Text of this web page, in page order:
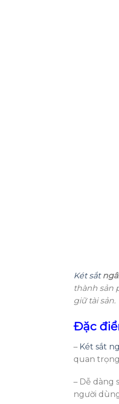
Két sắt
thành sản
giữ tài sản.
Đặc
– Két sắt
quan
– Dễ dàng
người